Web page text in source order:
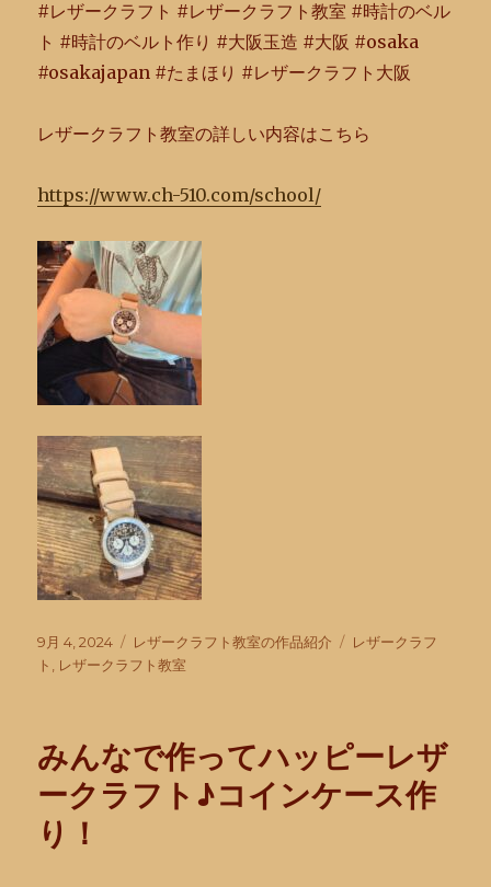
#レザークラフト #レザークラフト教室 #時計のベル
ト #時計のベルト作り #大阪玉造 #大阪 #osaka
#osakajapan #たまほり #レザークラフト大阪
レザークラフト教室の詳しい内容はこちら
https://www.ch-510.com/school/
投
稿
9月 4, 2024
カ
テ
レザークラフト教室の作品紹介
タ
レザークラフ
ト
レザークラフト教室
みんなで作ってハッピーレザ
ークラフト♪コインケース作
り！